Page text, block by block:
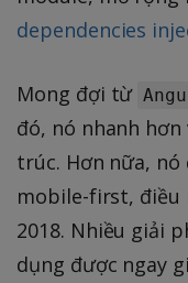
dependencies
Mong đợi từ
đó, nó nhanh
trúc. Hơn nữa,
mobile-first, điều
2018. Nhiều giải
dụng được ngay